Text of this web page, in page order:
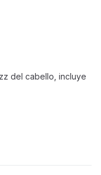
del cabello, incluye